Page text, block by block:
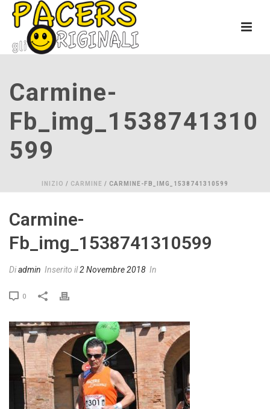
Carmine-
Fb_img_1538741310
599
INIZIO / CARMINE / CARMINE-FB_IMG_1538741310599
Carmine-
Fb_img_1538741310599
Diadmin Inserito il2 Novembre 2018 In
0